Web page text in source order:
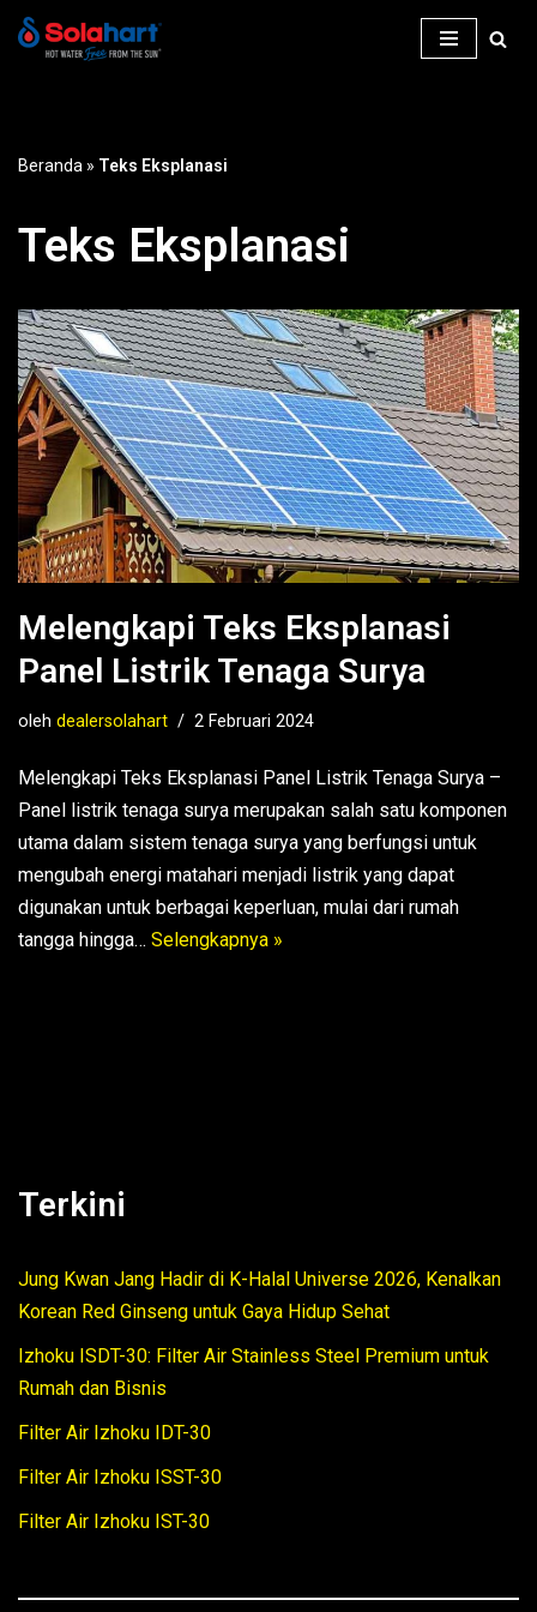
Beranda » Teks Eksplanasi
Teks Eksplanasi
Melengkapi Teks Eksplanasi
Panel Listrik Tenaga Surya
oleh dealersolahart 2 Februari 2024
Melengkapi Teks Eksplanasi Panel Listrik Tenaga Surya –
Panel listrik tenaga surya merupakan salah satu komponen
utama dalam sistem tenaga surya yang berfungsi untuk
mengubah energi matahari menjadi listrik yang dapat
digunakan untuk berbagai keperluan, mulai dari rumah
tangga hingga… Selengkapnya »
Terkini
Jung Kwan Jang Hadir di K-Halal Universe 2026, Kenalkan
Korean Red Ginseng untuk Gaya Hidup Sehat
Izhoku ISDT-30: Filter Air Stainless Steel Premium untuk
Rumah dan Bisnis
Filter Air Izhoku IDT-30
Filter Air Izhoku ISST-30
Filter Air Izhoku IST-30